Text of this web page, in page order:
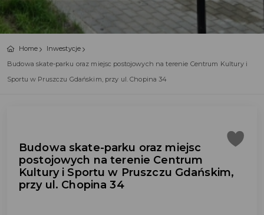
Home
Inwestycje
Budowa skate-parku oraz miejsc postojowych na terenie Centrum Kultury i
Sportu w Pruszczu Gdańskim, przy ul. Chopina 34
Budowa skate-parku oraz miejsc
postojowych na terenie Centrum
Kultury i Sportu w Pruszczu Gdańskim,
przy ul. Chopina 34